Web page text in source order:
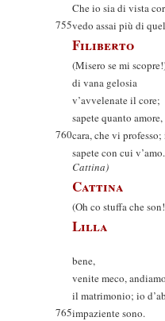
Che io sia di vista
755vedo assai più di
Filiberto
(Misero se mi
di vana gelosia
v’avvelenate il core;
sapete quanto amore,
760cara, che vi
sapete con cui
Cattina)
Cattina
(Oh co stuffa che
Lilla
bene,
venite meco,
il matrimonio; io
765impaziente sono.